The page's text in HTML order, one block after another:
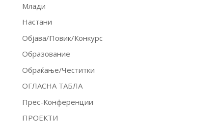
Млади
Настани
Објава/Повик/Конкурс
Образование
Обраќање/Честитки
ОГЛАСНА ТАБЛА
Прес-Конференции
ПРОЕКТИ